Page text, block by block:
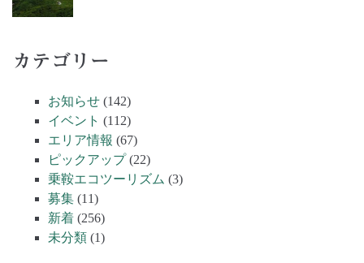
カテゴリー
お知らせ (142)
イベント (112)
エリア情報 (67)
ピックアップ(22)
乗鞍エコツーリズム (3)
募集 (11)
新着 (256)
未分類 (1)